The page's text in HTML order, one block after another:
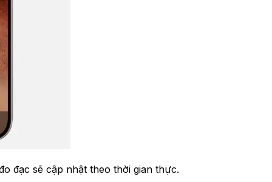
đạc sẽ cập nhật theo thời gian thực.